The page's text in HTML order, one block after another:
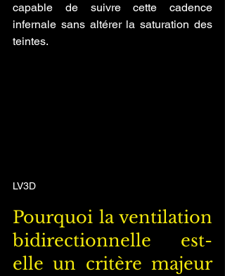
capable de suivre cette cadence
infernale sans altérer la saturation des
teintes.
LV3D
Pourquoi la ventilation
bidirectionnelle est-
elle un critère majeur